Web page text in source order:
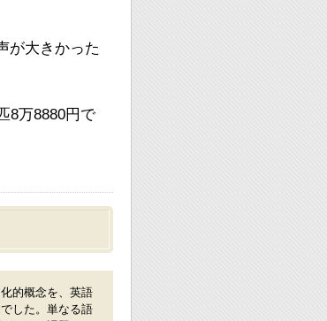
が大きかった
8万8880円で
的概念を、英語
した。単なる語